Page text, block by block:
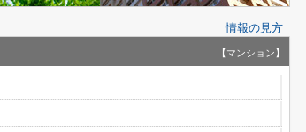
情報の見方
【マンション】